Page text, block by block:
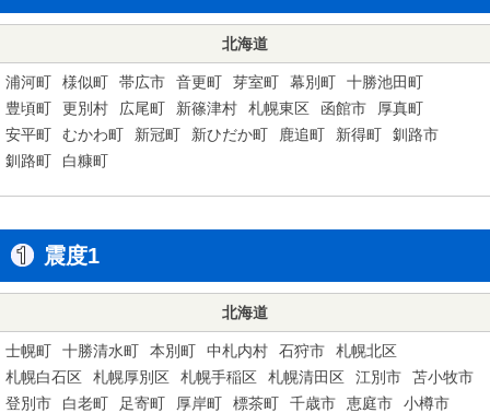
北海道
浦河町 様似町 帯広市 音更町 芽室町 幕別町
十勝池田町
豊頃町
更別村 広尾町 新篠津村 札幌東区 函館市
厚真町
安平町
むかわ町 新冠町 新ひだか町 鹿追町 新得町
釧路市
釧路町
白糠町
震度1
北海道
士幌町 十勝清水町 本別町 中札内村 石狩市
札幌北区
札幌白石区
札幌厚別区 札幌手稲区 札幌清田区 江別市
苫小牧市
登別市
白老町 足寄町 厚岸町 標茶町 千歳市 恵庭市
小樽市